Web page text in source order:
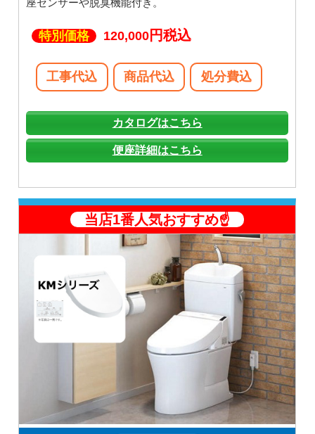
座センサーや脱臭機能付き。
特別価格 120,000 円税込
工事代込 商品代込 処分費込
カタログはこちら
便座詳細はこちら
当店1番人気おすすめ☝️